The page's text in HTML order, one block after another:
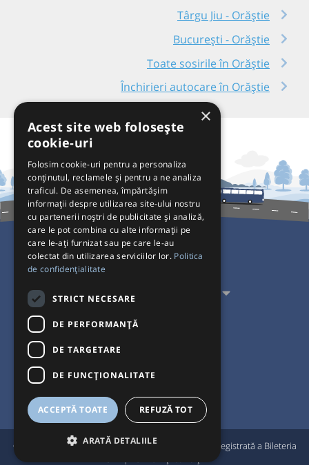
Târgu Jiu - Orăștie
București - Orăștie
Toate sosirile în Orăștie
Închirieri autocare în Orăștie
Pentru Călători
Pentru Transportatori
Interacționăm
Acceptăm plăți cu
© Bileteria 2004-2026 | Autogari.RO®
este marcă înregistrată a Bileteria
×
Acest site web folosește
cookie-uri
Folosim cookie-uri pentru a personaliza
conținutul, reclamele și pentru a ne analiza
traficul. De asemenea, împărtășim
informații despre utilizarea site-ului nostru
cu partenerii noștri de publicitate și analiză,
care le pot combina cu alte informații pe
care le-ați furnizat sau pe care le-au
colectat din utilizarea serviciilor lor. Politica
de confidențialitate
STRICT NECESARE
DE PERFORMANȚĂ
DE TARGETARE
DE FUNCŢIONALITATE
ACCEPTĂ TOATE REFUZĂ TOT
ARATĂ DETALIILE